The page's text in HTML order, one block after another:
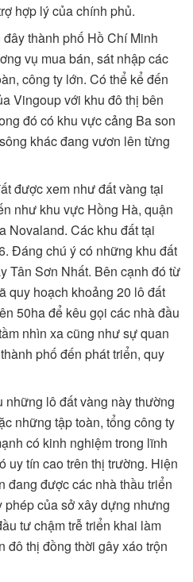
hợp lý của chính phủ.
thành phố Hồ Chí Minh
vụ mua bán, sát nhập các
công ty lớn. Có thể kể đến
Vingoup với khu đô thị bên
đó có khu vực cảng Ba son
khác đang vươn lên từng
được xem như đất vàng tại
như khu vực Hồng Hà, quận
Novaland. Các khu đất tại
Đáng chú ý có những khu đất
Tân Sơn Nhất. Bên cạnh đó từ
quy hoạch khoảng 20 lô đất
50ha để kêu gọi các nhà đầu
nhìn xa cũng như sự quan
phố đến phát triển, quy
những lô đất vàng này thường
những tập toàn, tổng công ty
có kinh nghiệm trong lĩnh
uy tín cao trên thị trường. Hiện
đang được các nhà thầu triển
phép của sở xây dựng nhưng
tư chậm trễ triển khai làm
đô thị đồng thời gây xáo trộn